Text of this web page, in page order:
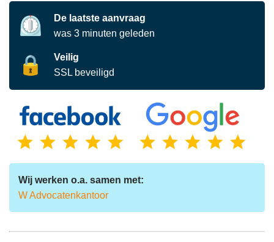
⏲️
De laatste aanvraag
was 3 minuten geleden
🔒
Veilig
SSL beveiligd
Wij werken o.a. samen met:
W Advocatenkantoor